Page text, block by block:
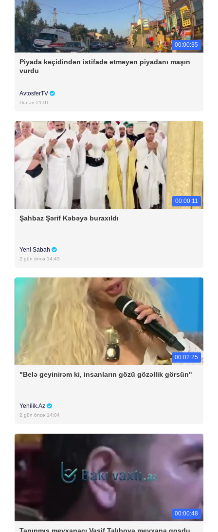
00:00:35
Piyada keçidindən istifadə etməyən piyadanı maşın
vurdu
AvtosferTV
Dünən 21:01
00:00:11
Şahbaz Şərif Kəbəyə buraxıldı
Yeni Sabah
2 gün öncə 14:43
00:02:25
"Belə geyinirəm ki, insanların gözü gözəllik görsün"
Yenilik.Az
2 gün öncə 14:04
00:00:48